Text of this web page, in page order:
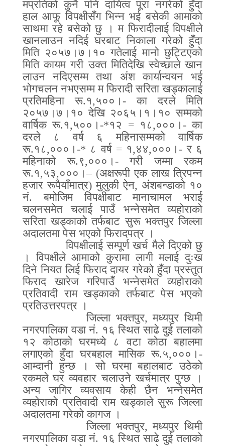
मप्रतिको कुनै पनि दायित्व पूरा नगरेको हुँदा
हाल आफू विपक्षीसँग भिन्न भई बसेकी आमाको
साथमा रहे बसेको छु । म फिरादीलाई विपक्षीले
खानलाउन नदिई घरबाट निकाला गरेको हुँदा
मिति २०५७।७।१० गतेलाई मानो छुट्टिएको
मिति कायम गरी उक्त मितिदेखि स्वेच्छाले खान
लाउन नदिएसम्म तथा अंश कार्यान्वयन भई
भोगचलन नभएसम्म म फिरादी सरिता खड्कालाई
प्रतिमहिना रू.१,५००। -का दरले मिति
२०५७।७।१० देखि २०६५।१।१० सम्मको
वार्षिक रू.१,५००।-*१२ = १८,०००। -का
दरले ८ वर्ष ६ महिनासम्मको वार्षिक
रू.१८,०००। -* ८ वर्ष= १,४४,०००।-र ६
महिनाको रू. ९,०००। - ‍गरी जम्मा रकम
रू.१,५३,०००।– (अक्षरूपी एक लाख त्रिपन्न
हजार रूपैयाँमात्र)मुलुकी ऐन, अंशबन्डाको १०
नं.बमोजिम विपक्षीबाट मानाचामल भराई
चलनसमेत चलाई पाउँ भन्नेसमेत व्यहोराको
सरिता खड्काको तर्फबाट सुरू भक्तपुर जिल्ला
अदालतमा पेस भएको फिरादपत्र ।
विपक्षीलाई सम्पूर्ण खर्च मैले दिएको छु
। विपक्षीले आमाको कुरामा लागी मलाई दुःख
दिने नियत लिई फिराद दायर गरेको हुँदा प्रस्तुत
फिराद खारेज गरिपाउँ भन्नेसमेत व्यहोराको
प्रतिवादी राम खड्काको तर्फबाट पेस भएको
प्रतिउत्तरपत्र ।
जिल्ला भक्तपुर,मध्यपुर थिमी
नगरपालिका वडा नं. १६ स्थित साढे दुई तलाको
१२ कोठाको घरमध्ये ८ वटा कोठा बहालमा
लगाएको हुँदा घरबहाल मासिक रू.५,०००। -
आम्दानी हुन्छ । सो घरमा बहालबाट उठेको
रकमले घर व्यवहार चलाउने खर्चमात्र पुग्छ ।
अन्य जागिर व्यवसाय केही छैन भन्नेसमेत
व्यहोराको प्रतिवादी राम खड्काले सुरू जिल्ला
अदालतमा गरेको कागज ।
जिल्ला भक्तपुर,मध्यपुर थिमी
नगरपालिका वडा नं. १६ स्थित साढे दुई तलाको